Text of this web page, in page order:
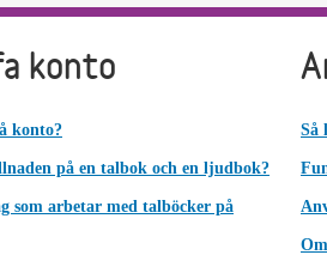
konto
konto?
på en talbok och en ljudbok?
som arbetar med talböcker på
Så